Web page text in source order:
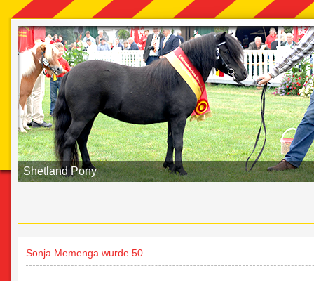
Shetland Pony
Sonja Memenga wurde 50